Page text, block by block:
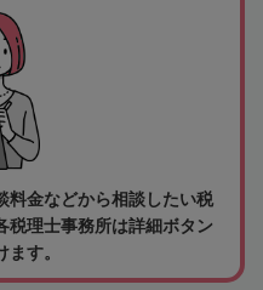
料金などから相談したい税
税理士事務所は詳細ボタン
す。